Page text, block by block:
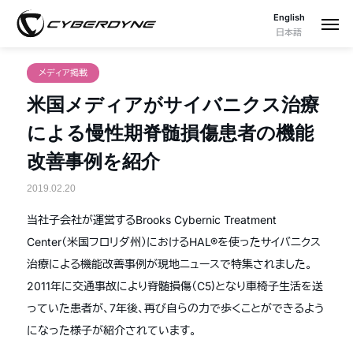
English
日本語
メディア掲載
米国メディアがサイバニクス治療
による慢性期脊髄損傷患者の機能
改善事例を紹介
2019.02.20
当社子会社が運営するBrooks Cybernic Treatment
Center（米国フロリダ州）におけるHAL®を使ったサイバニクス
治療による機能改善事例が現地ニュースで特集されました。
2011年に交通事故により脊髄損傷（C5)となり車椅子生活を送
っていた患者が、7年後、再び自らの力で歩くことができるよう
になった様子が紹介されています。